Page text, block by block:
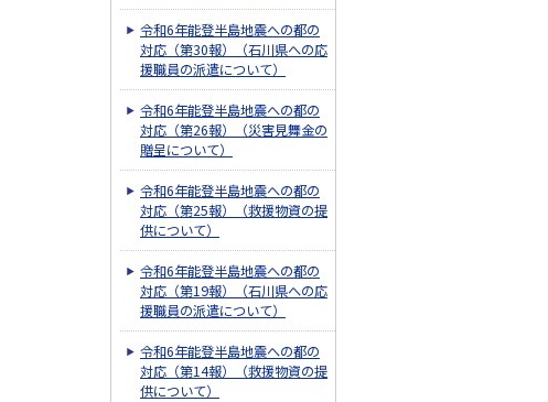
令和6年能登半島地震への都の
対応（第30報）（石川県への応
援職員の派遣について）
令和6年能登半島地震への都の
対応（第26報）（災害見舞金の
贈呈について）
令和6年能登半島地震への都の
対応（第25報）（救援物資の提
供について）
令和6年能登半島地震への都の
対応（第19報）（石川県への応
援職員の派遣について）
令和6年能登半島地震への都の
対応（第14報）（救援物資の提
供について）